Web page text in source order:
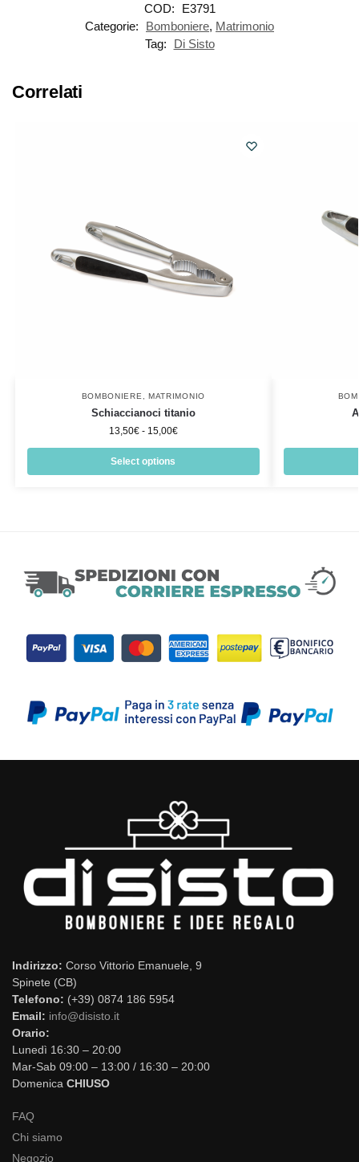
COD:
E3791
Categorie:
Bomboniere, Matrimonio
Tag:
Di Sisto
Correlati
BOMBONIERE, MATRIMONIO
Schiaccianoci titanio
13,50€ - 15,00€
Select options
Indirizzo: Corso Vittorio Emanuele, 9
Spinete (CB)
Telefono: (+39) 0874 186 5954
Email: info@disisto.it
Orario:
Lunedì 16:30 – 20:00
Mar-Sab 09:00 – 13:00 / 16:30 – 20:00
Domenica CHIUSO
FAQ
Chi siamo
Negozio